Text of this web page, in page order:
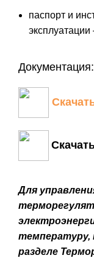
паспорт и
Документация:
Для
разделе